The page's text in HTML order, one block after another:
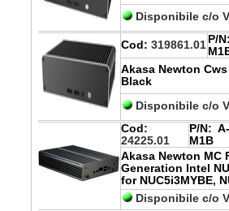
Disponibile c/o
Cod: 319861.01 P/
Akasa Newton
Black
Disponibile c/o
Cod:
24225.01
P/N:
M1B
Akasa Newton MC
Generation Intel
for NUC5i3MYBE,
Disponibile c/o